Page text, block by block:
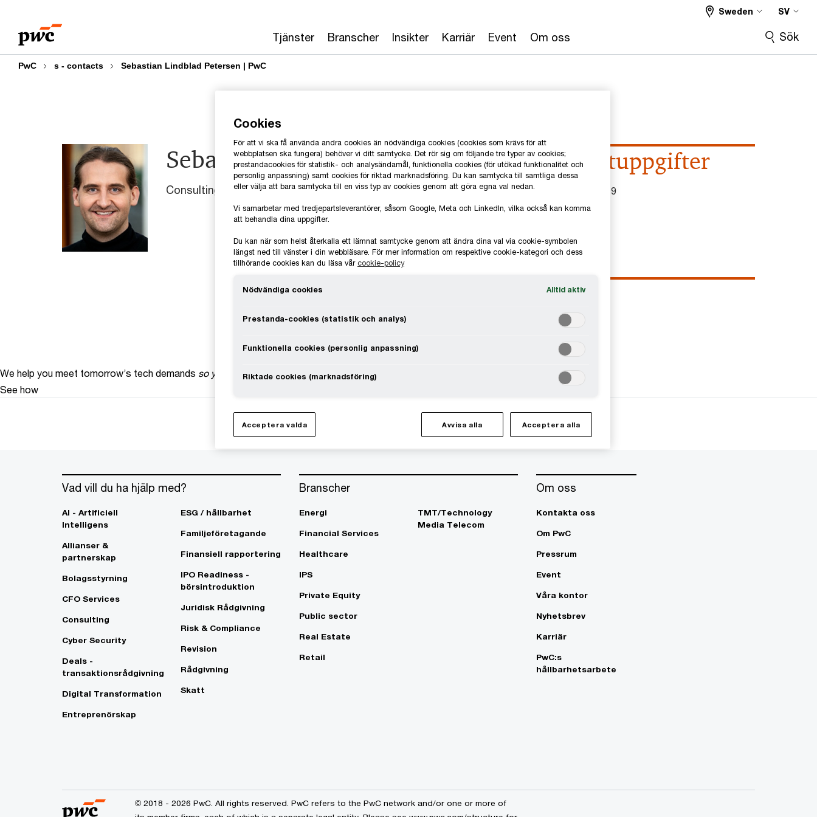
content
footer
Tjänster Branscher Insikter Karriär Event Om oss
Sweden SV
Sök
PwC s - contacts Sebastian Lindblad Petersen | PwC
Sebastian Petersen
Consulting & Strategy, PwC Sverige
Kontaktuppgifter
0728-80 97 79
Email
LinkedIn
We help you meet tomorrow’s tech demands so you can compete at a speed that rewrites the rules
See how
Följ oss i sociala medier
Vad vill du ha hjälp med?
AI - Artificiell
Intelligens
Allianser &
partnerskap
Bolagsstyrning
CFO Services
Consulting
Cyber Security
Deals -
transaktionsrådgivning
Digital Transformation
Entreprenörskap
ESG / hållbarhet
Familjeföretagande
Finansiell rapportering
IPO Readiness -
börsintroduktion
Juridisk Rådgivning
Risk & Compliance
Revision
Rådgivning
Skatt
Branscher
Energi
Financial Services
Healthcare
IPS
Private Equity
Public sector
Real Estate
Retail
TMT/Technology
Media Telecom
Om oss
Kontakta oss
Om PwC
Pressrum
Event
Våra kontor
Nyhetsbrev
Karriär
PwC:s
hållbarhetsarbete
© 2018 - 2026 PwC. All rights reserved. PwC refers to the PwC network and/or one or more of
Cookies
För att vi ska få använda andra cookies än nödvändiga cookies (cookies som krävs för att
webbplatsen ska fungera) behöver vi ditt samtycke. Det rör sig om följande tre typer av cookies;
prestandacookies för statistik- och analysändamål, funktionella cookies (för utökad funktionalitet och
personlig anpassning) samt cookies för riktad marknadsföring. Du kan samtycka till samtliga dessa
eller välja att bara samtycka till en viss typ av cookies genom att göra egna val nedan.
Vi samarbetar med tredjepartsleverantörer, såsom Google, Meta och LinkedIn, vilka också kan komma
att behandla dina uppgifter.
Du kan när som helst återkalla ett lämnat samtycke genom att ändra dina val via cookie-symbolen
längst ned till vänster i din webbläsare. För mer information om respektive cookie-kategori och dess
tillhörande cookies kan du läsa vår cookie-policy
Nödvändiga cookies Alltid aktiv
Prestanda-cookies (statistik och analys)
Funktionella cookies (personlig anpassning)
Riktade cookies (marknadsföring)
Acceptera valda Avvisa alla Acceptera alla